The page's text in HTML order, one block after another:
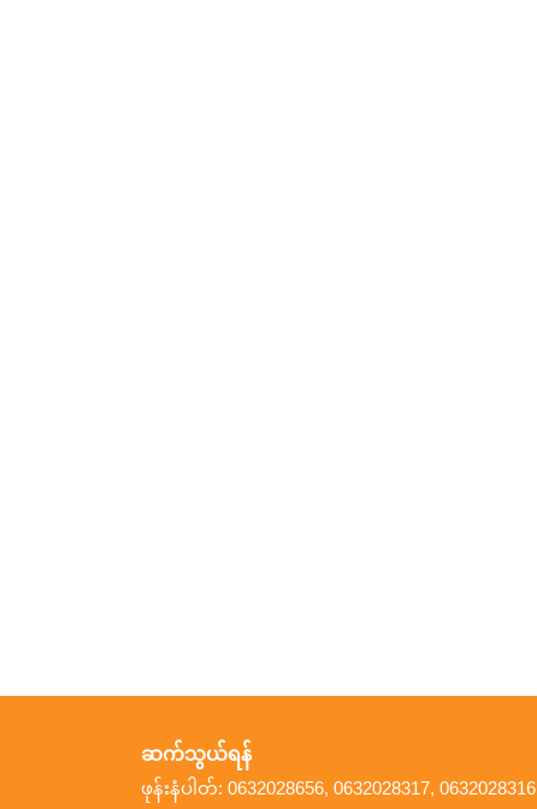
ဆက်သွယ်ရန်
ဖုန်းနံပါတ်: 0632028656, 0632028317, 0632028316